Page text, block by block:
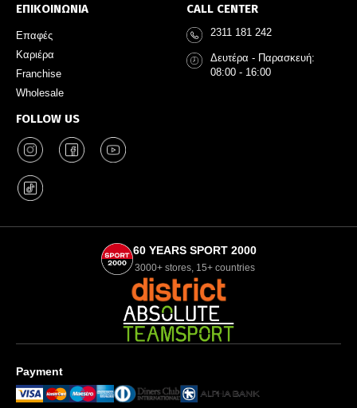
ΕΠΙΚΟΙΝΩΝΙΑ
Επαφές
Καριέρα
Franchise
Wholesale
FOLLOW US
CALL CENTER
2311 181 242
Δευτέρα - Παρασκευή:
08:00 - 16:00
60 YEARS SPORT 2000
3000+ stores, 15+ countries
Payment